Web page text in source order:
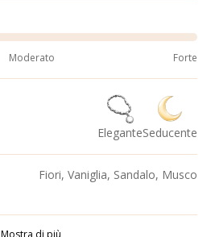
Moderato Forte
EleganteSeducente
Fiori, Vaniglia, Sandalo, Musco